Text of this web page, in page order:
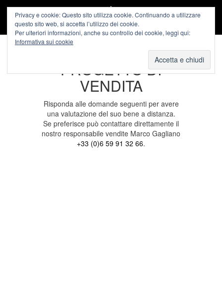
IL VOSTRO
PROGETTO DI
VENDITA
Risponda alle domande seguenti per avere
una valutazione del suo bene a distanza.
Se preferisce può contattare direttamente il
nostro responsabile vendite Marco Gagliano
+33 (0)6 59 91 32 66.
Privacy e cookie: Questo sito utilizza cookie. Continuando a utilizzare
questo sito web, si accetta l’utilizzo dei cookie.
Per ulteriori informazioni, anche su controllo dei cookie, leggi qui:
Informativa sui cookie